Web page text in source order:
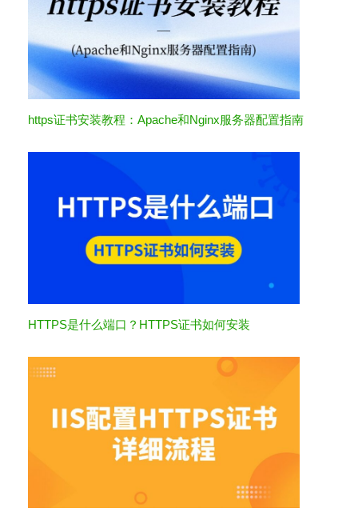
https证书安装教程：Apache和Nginx服务器配置指南
HTTPS是什么端口？HTTPS证书如何安装